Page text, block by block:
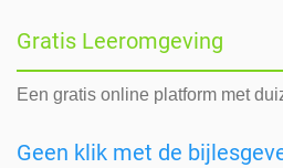
Gratis Leeromgeving
Een gratis online platform met
Geen klik met de